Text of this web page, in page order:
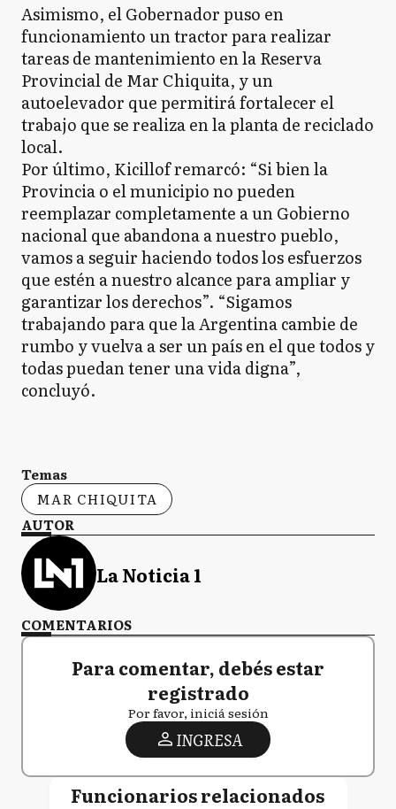
Asimismo, el Gobernador puso en
funcionamiento un tractor para realizar
tareas de mantenimiento en la Reserva
Provincial de Mar Chiquita, y un
autoelevador que permitirá fortalecer el
trabajo que se realiza en la planta de reciclado
local.
Por último, Kicillof remarcó: “Si bien la
Provincia o el municipio no pueden
reemplazar completamente a un Gobierno
nacional que abandona a nuestro pueblo,
vamos a seguir haciendo todos los esfuerzos
que estén a nuestro alcance para ampliar y
garantizar los derechos”. “Sigamos
trabajando para que la Argentina cambie de
rumbo y vuelva a ser un país en el que todos y
todas puedan tener una vida digna”,
concluyó.
Temas
MAR CHIQUITA
AUTOR
La Noticia 1
COMENTARIOS
Para comentar, debés estar
registrado
Por favor, iniciá sesión
INGRESA
Funcionarios relacionados